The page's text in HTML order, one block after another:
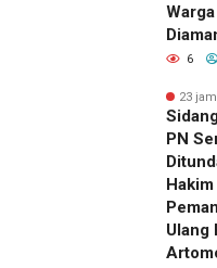
6
23
PN
Ulang